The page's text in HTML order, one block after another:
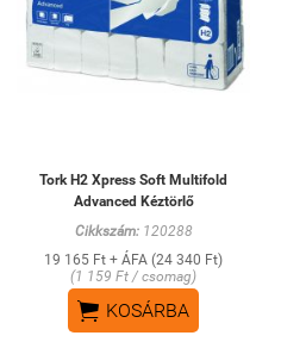
Tork H2 Xpress Soft Multifold
Advanced Kéztörlő
Cikkszám:120288
19 165 Ft + ÁFA (24 340 Ft)
(1 159 Ft / csomag)
 KOSÁRBA